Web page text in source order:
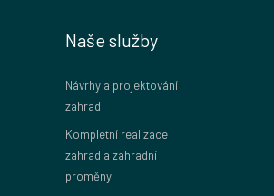
Naše služby
Návrhy a projektování
zahrad
Kompletní realizace
zahrad a zahradní
proměny